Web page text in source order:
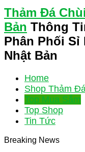
Thảm Đá
Bản Thông
Phân Phối Sỉ
Nhật Bản
Home
Shop Thảm
Top Mua Sắm
Top Shop
Tin Tức
Breaking News